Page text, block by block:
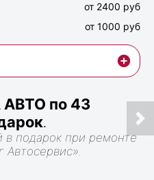
от 2400 руб
от 1000 руб
по 43
.
в подарок при ремонте
Автосервис».